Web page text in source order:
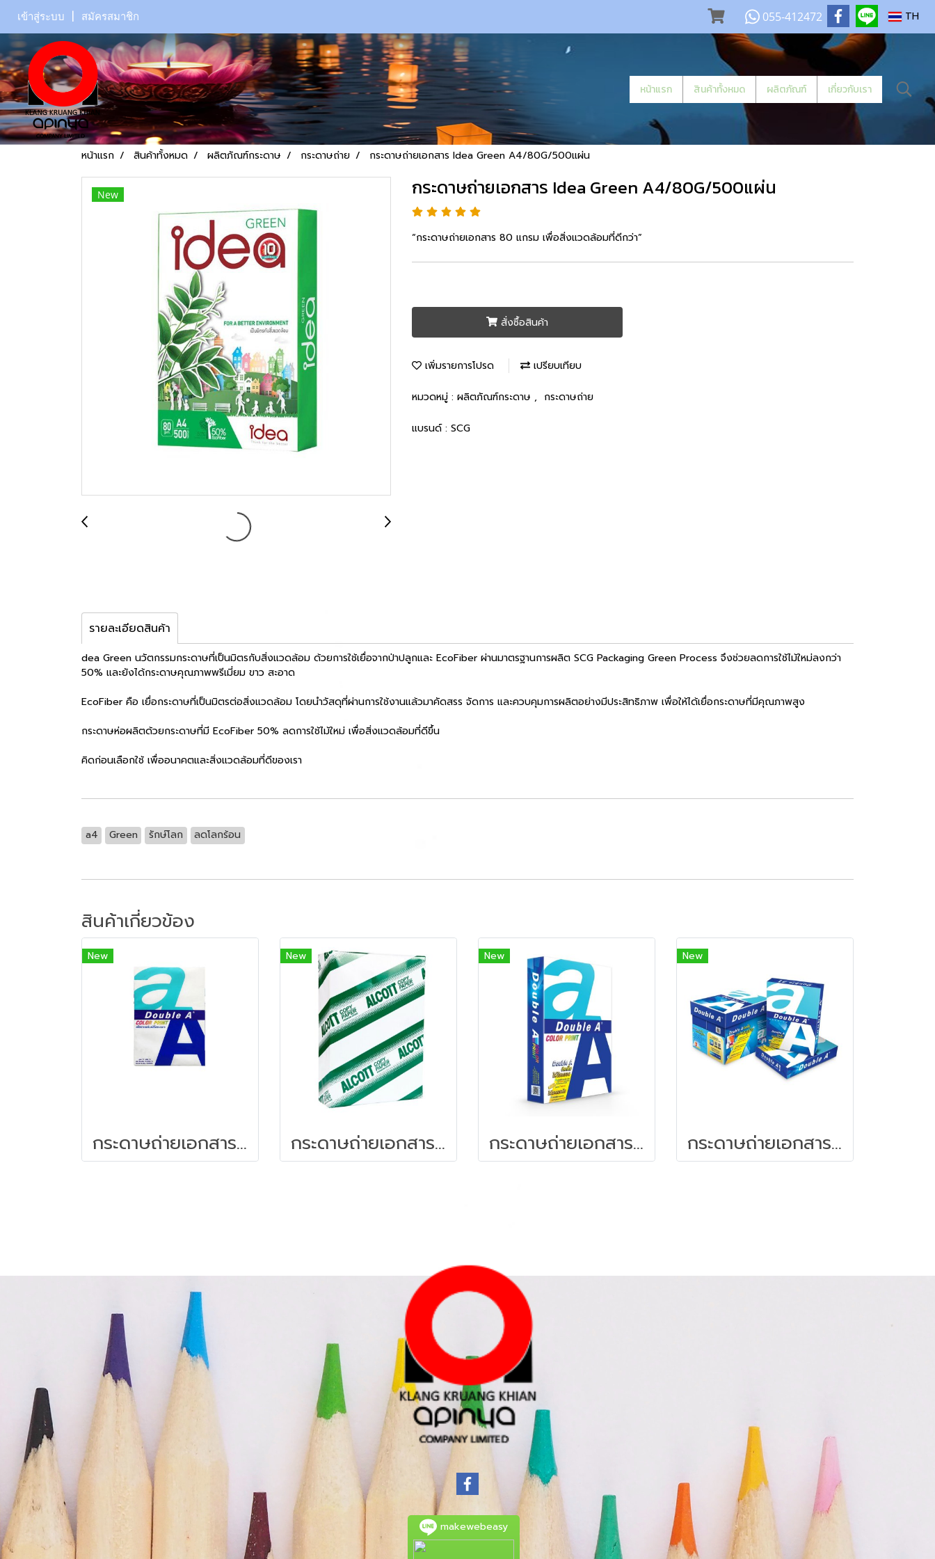
เข้าสู่ระบบ สมัครสมาชิก 055-412472 TH
หน้าแรก สินค้าทั้งหมด ผลิตภัณฑ์ เกี่ยวกับเรา
หน้าแรก สินค้าทั้งหมด ผลิตภัณฑ์กระดาษ กระดาษถ่าย กระดาษถ่ายเอกสาร Idea Green A4/80G/500แผ่น
New กระดาษถ่ายเอกสาร Idea Green A4/80G/500แผ่น
“กระดาษถ่ายเอกสาร 80 แกรม เพื่อสิ่งแวดล้อมที่ดีกว่า”
สั่งซื้อสินค้า
เพิ่มรายการโปรด เปรียบเทียบ
หมวดหมู่ : ผลิตภัณฑ์กระดาษ , กระดาษถ่าย
แบรนด์ : SCG
รายละเอียดสินค้า
dea Green นวัตกรรมกระดาษที่เป็นมิตรกับสิ่งแวดล้อม ด้วยการใช้เยื่อจากป่าปลูกและ EcoFiber ผ่านมาตรฐานการผลิต SCG Packaging Green Process จึงช่วยลดการใช้ไม้ใหม่ลงกว่า
50% และยังได้กระดาษคุณภาพพรีเมี่ยม ขาว สะอาด
EcoFiber คือ เยื่อกระดาษที่เป็นมิตรต่อสิ่งแวดล้อม โดยนําวัสดุที่ผ่านการใช้งานแล้วมาคัดสรร จัดการ และควบคุมการผลิตอย่างมีประสิทธิภาพ เพื่อให้ได้เยื่อกระดาษที่มีคุณภาพสูง
กระดาษห่อผลิตด้วยกระดาษที่มี EcoFiber 50% ลดการใช้ไม้ใหม่ เพื่อสิ่งแวดล้อมที่ดีขึ้น
คิดก่อนเลือกใช้ เพื่ออนาคตและสิ่งแวดล้อมที่ดีของเรา
a4 Green รักษ์โลก ลดโลกร้อน
สินค้าเกี่ยวข้อง
New
กระดาษถ่ายเอกสาร Double A Color Print A4/90G/40 แผ่น (แพค)
New
กระดาษถ่ายเอกสารแอลคอท A5/80G/500 แผ่น สีขาว
New
กระดาษถ่ายเอกสาร Double A Color Print A4/90G/500 แผ่น
New
กระดาษถ่ายเอกสาร Double A A4/80G/500 แผ่น
makewebeasy